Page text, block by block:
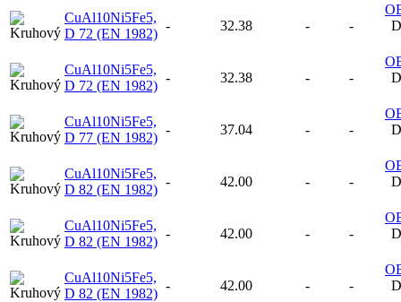
CuAl10Ni5Fe5,
D 72 (EN 1982)
- 32.38 - -
CuAl10Ni5Fe5,
D 72 (EN 1982)
- 32.38 - -
CuAl10Ni5Fe5,
D 77 (EN 1982)
- 37.04 - -
CuAl10Ni5Fe5,
D 82 (EN 1982)
- 42.00 - -
CuAl10Ni5Fe5,
D 82 (EN 1982)
- 42.00 - -
CuAl10Ni5Fe5,
D 82 (EN 1982)
- 42.00 - -